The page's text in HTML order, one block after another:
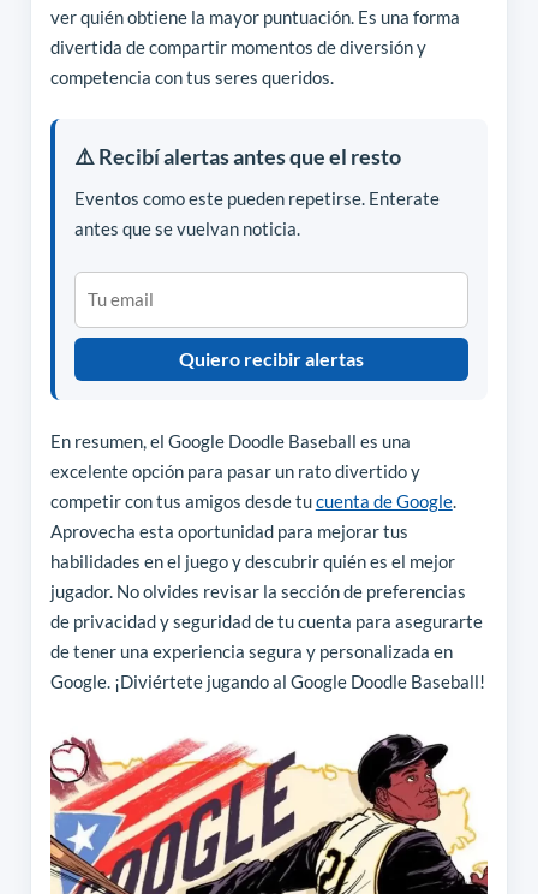
ver quién obtiene la mayor puntuación. Es una forma
divertida de compartir momentos de diversión y
competencia con tus seres queridos.
⚠️ Recibí alertas antes que el resto
Eventos como este pueden repetirse. Enterate
antes que se vuelvan noticia.
Quiero recibir alertas
En resumen, el Google Doodle Baseball es una
excelente opción para pasar un rato divertido y
competir con tus amigos desde tucuenta de Google.
Aprovecha esta oportunidad para mejorar tus
habilidades en el juego y descubrir quién es el mejor
jugador. No olvides revisar la sección de preferencias
de privacidad y seguridad de tu cuenta para asegurarte
de tener una experiencia segura y personalizada en
Google. ¡Diviértete jugando al Google Doodle Baseball!